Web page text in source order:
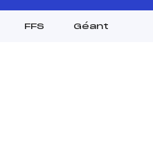
FFS Géant